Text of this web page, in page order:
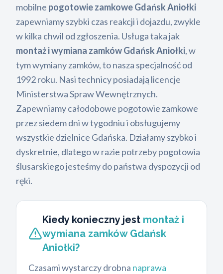
mobilne pogotowie zamkowe Gdańsk Aniołki
zapewniamy szybki czas reakcji i dojazdu, zwykle
w kilka chwil od zgłoszenia. Usługa taka jak
montaż i wymiana zamków Gdańsk Aniołki, w
tym wymiany zamków, to nasza specjalność od
1992 roku. Nasi technicy posiadają licencje
Ministerstwa Spraw Wewnętrznych.
Zapewniamy całodobowe pogotowie zamkowe
przez siedem dni w tygodniu i obsługujemy
wszystkie dzielnice Gdańska. Działamy szybko i
dyskretnie, dlatego w razie potrzeby pogotowia
ślusarskiego jesteśmy do państwa dyspozycji od
ręki.
Kiedy konieczny jest montaż i
wymiana zamków Gdańsk
Aniołki?
Czasami wystarczy drobna naprawa